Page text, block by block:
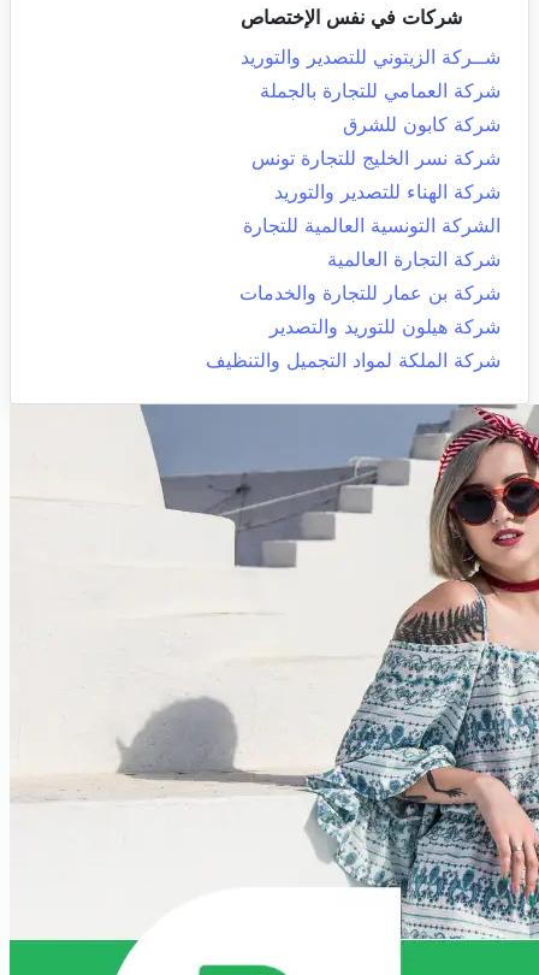
شركات في نفس الإختصاص
شــركة الزيتوني للتصدير والتوريد
شركة العمامي للتجارة بالجملة
شركة كابون للشرق
شركة نسر الخليج للتجارة تونس
شركة الهناء للتصدير والتوريد
الشركة التونسية العالمية للتجارة
شركة التجارة العالمية
شركة بن عمار للتجارة والخدمات
شركة هيلون للتوريد والتصدير
شركة الملكة لمواد التجميل والتنظيف